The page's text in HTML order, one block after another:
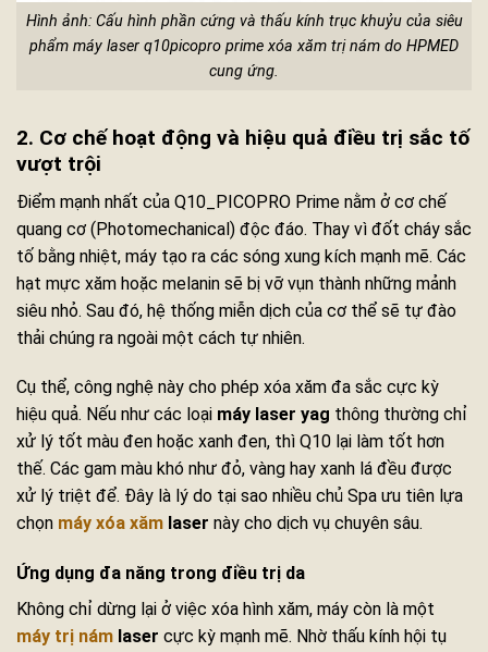
Hình ảnh: Cấu hình phần cứng và thấu kính trục khuỷu của siêu
phẩm máy laser q10picopro prime xóa xăm trị nám do HPMED
cung ứng.
2. Cơ chế hoạt động và hiệu quả điều trị sắc tố
vượt trội
Điểm mạnh nhất của Q10_PICOPRO Prime nằm ở cơ chế
quang cơ (Photomechanical) độc đáo. Thay vì đốt cháy sắc
tố bằng nhiệt, máy tạo ra các sóng xung kích mạnh mẽ. Các
hạt mực xăm hoặc melanin sẽ bị vỡ vụn thành những mảnh
siêu nhỏ. Sau đó, hệ thống miễn dịch của cơ thể sẽ tự đào
thải chúng ra ngoài một cách tự nhiên.
Cụ thể, công nghệ này cho phép xóa xăm đa sắc cực kỳ
hiệu quả. Nếu như các loại máy laser yag thông thường chỉ
xử lý tốt màu đen hoặc xanh đen, thì Q10 lại làm tốt hơn
thế. Các gam màu khó như đỏ, vàng hay xanh lá đều được
xử lý triệt để. Đây là lý do tại sao nhiều chủ Spa ưu tiên lựa
chọn máy xóa xăm laser này cho dịch vụ chuyên sâu.
Ứng dụng đa năng trong điều trị da
Không chỉ dừng lại ở việc xóa hình xăm, máy còn là một
máy trị nám laser cực kỳ mạnh mẽ. Nhờ thấu kính hội tụ